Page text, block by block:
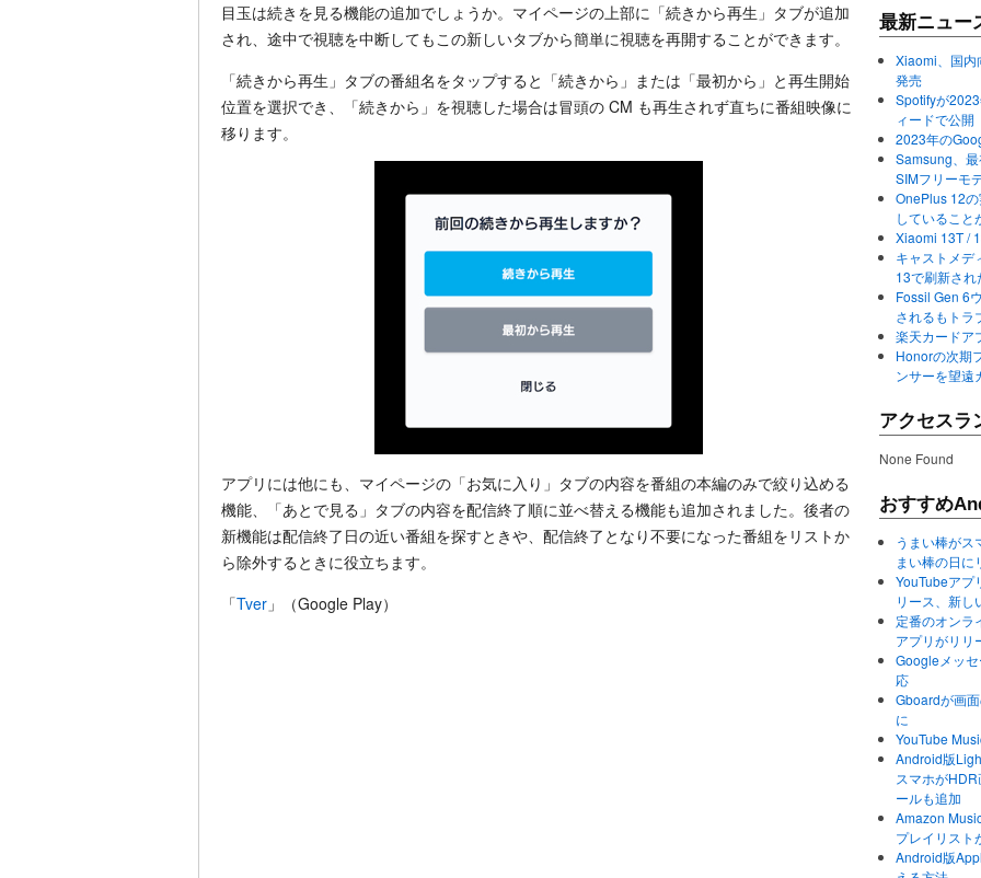
目玉は続きを見る機能の追加でしょうか。マイページの上部に「続きから再生」タブが追加
され、途中で視聴を中断してもこの新しいタブから簡単に視聴を再開することができます。
「続きから再生」タブの番組名をタップすると「続きから」または「最初から」と再生開始
位置を選択でき、「続きから」を視聴した場合は冒頭の CM も再生されず直ちに番組映像に
移ります。
アプリには他にも、マイページの「お気に入り」タブの内容を番組の本編のみで絞り込める
機能、「あとで見る」タブの内容を配信終了順に並べ替える機能も追加されました。後者の
新機能は配信終了日の近い番組を探すときや、配信終了となり不要になった番組をリストか
ら除外するときに役立ちます。
「Tver 」（Google Play）
最新ニュー
Xiaomi、国内
発売
Spotifyが
ィードで公開
2023年の
Samsung、
SIMフリーモ
OnePlus 12
していること
Xiaomi 13T /
キャストメデ
13で刷新さ
Fossil Gen 6
されるもトラ
楽天カードア
Honorの次期
ンサーを望遠
アクセスラ
None Found
おすすめ
うまい棒がス
まい棒の日に
YouTubeアプ
リース、新し
定番のオンラ
アプリがリリ
Googleメッ
応
Gboardが画
に
YouTube
Android版
スマホが
ールも追加
Amazon
プレイリスト
Android版